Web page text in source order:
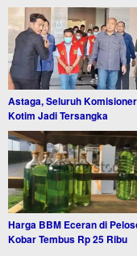
Astaga, Seluruh
Kotim Jadi Tersangka
Harga BBM Eceran di
Kobar Tembus Rp 25 Ribu